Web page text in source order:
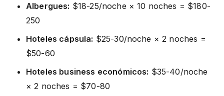
Albergues: $18-25/noche × 10 noches = $180-
250
Hoteles cápsula: $25-30/noche × 2 noches =
$50-60
Hoteles business económicos: $35-40/noche
× 2 noches = $70-80